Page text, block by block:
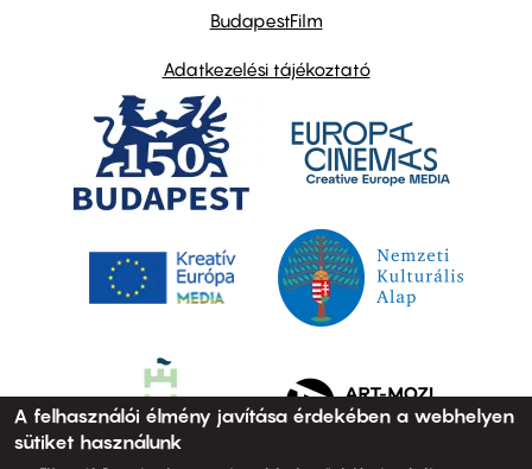
BudapestFilm
Adatkezelési tájékoztató
A felhasználói élmény javítása érdekében a webhelyen
sütiket használunk